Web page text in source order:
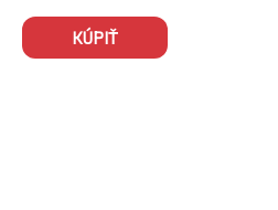
KÚPIŤ